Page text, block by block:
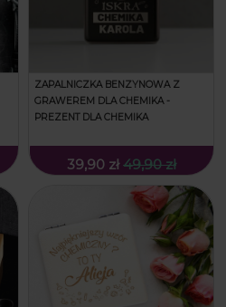
ZAPALNICZKA BENZYNOWA Z
GRAWEREM DLA CHEMIKA -
PREZENT DLA CHEMIKA
39,90 zł 49,90 zł